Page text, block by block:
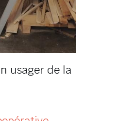
usager de la